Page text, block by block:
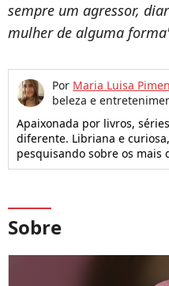
sempre um agressor,
mulher de alguma
Por Maria Luisa
beleza e
Apaixonada por livros,
diferente. Libriana e
pesquisando sobre os mais
Sobre